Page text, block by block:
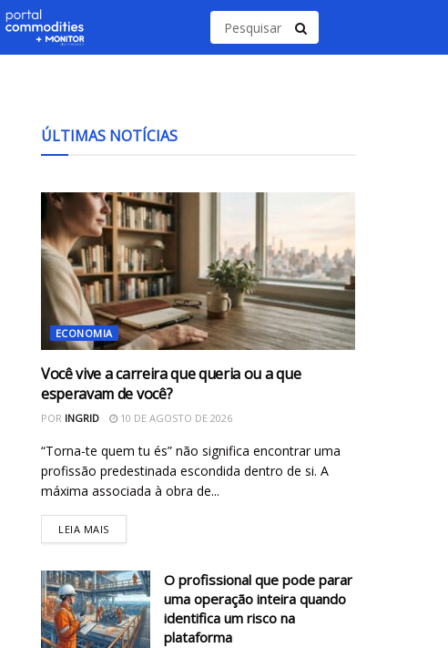
ÚLTIMAS NOTÍCIAS
ECONOMIA
Você vive a carreira que queria ou a que
esperavam de você?
POR INGRID 10 DE AGOSTO DE 2026
“Torna-te quem tu és” não significa encontrar uma
profissão predestinada escondida dentro de si. A
máxima associada à obra de...
LEIA MAIS
O profissional que pode parar
uma operação inteira quando
identifica um risco na
plataforma